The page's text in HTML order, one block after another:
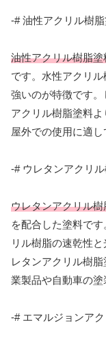
-# 油性アクリル樹
油性アクリル樹脂塗
です。水性アクリ
強いのが特徴です
アクリル樹脂塗料よ
屋外での使用に適し
-# ウレタンアクリ
ウレタンアクリル樹
を配合した塗料で
リル樹脂の速乾性
レタンアクリル樹
業製品や自動車の塗
-# エマルジョンア